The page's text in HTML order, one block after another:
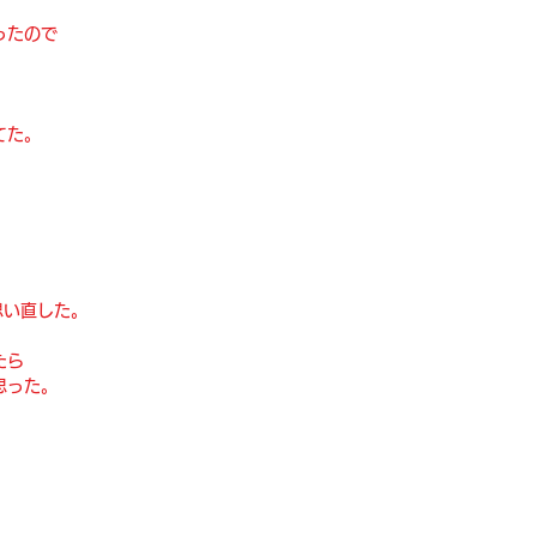
たので
。
直した。
ら
た。